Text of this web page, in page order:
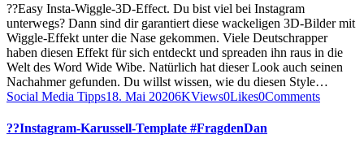
??Easy Insta-Wiggle-3D-Effect. Du bist viel bei Instagram
unterwegs? Dann sind dir garantiert diese wackeligen 3D-Bilder mit
Wiggle-Effekt unter die Nase gekommen. Viele Deutschrapper
haben diesen Effekt für sich entdeckt und spreaden ihn raus in die
Welt des Word Wide Wibe. Natürlich hat dieser Look auch seinen
Nachahmer gefunden. Du willst wissen, wie du diesen Style…
Social Media Tipps18. Mai 20206KViews0Likes0Comments
??Instagram-Karussell-Template #FragdenDan